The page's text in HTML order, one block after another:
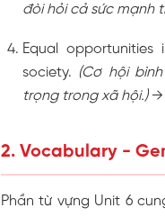
đòi hỏi cả sức mạnh
Equal
society. (Cơ hội
trọng trong xã hội.)→
2. Vocabulary -
Phần từ vựng Unit 6